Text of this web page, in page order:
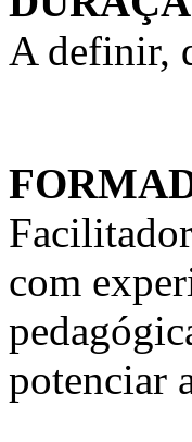
A definir,
com
potenciar